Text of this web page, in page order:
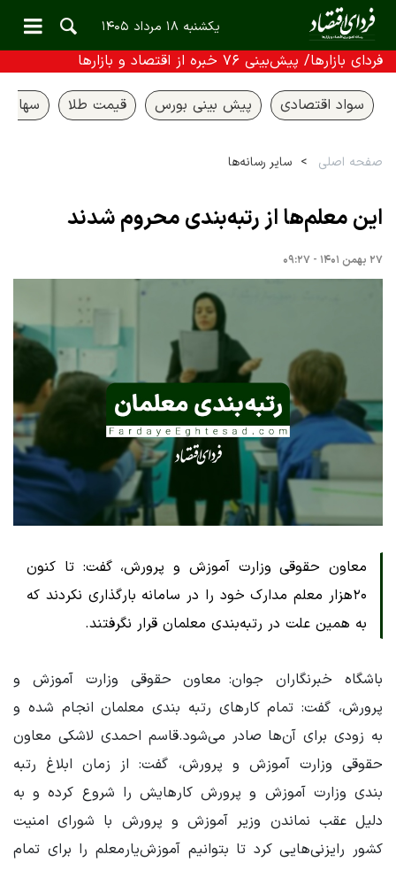
یکشنبه ۱۸ مرداد ۱۴۰۵
فردای بازارها/ پیش‌بینی ۷۶ خبره از اقتصاد و بازارها
سواد اقتصادی پیش بینی بورس قیمت طلا سهام
صفحه اصلی سایر رسانه‌ها
این معلم‌ها از رتبه‌بندی محروم شدند
۲۷ بهمن ۱۴۰۱ - ۰۹:۲۷
معاون حقوقی وزارت آموزش و پرورش، گفت: تا کنون
۲۰هزار معلم مدارک خود را در سامانه بارگذاری نکردند که
به همین علت در رتبه‌بندی معلمان قرار نگرفتند.
باشگاه خبرنگاران جوان: معاون حقوقی وزارت آموزش و
پرورش، گفت: تمام کارهای رتبه بندی معلمان انجام شده و
به زودی برای آن‌ها صادر می‌شود.قاسم احمدی لاشکی معاون
حقوقی وزارت آموزش و پرورش، گفت: از زمان ابلاغ رتبه
بندی وزارت آموزش ‌و پرورش کارهایش را شروع کرده و به
دلیل عقب نماندن وزیر آموزش و پرورش با شورای امنیت
کشور رایزنی‌هایی کرد تا بتوانیم آموزش‌یارمعلم را برای تمام